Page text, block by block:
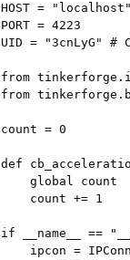
HOST = "localhost"
PORT = 4223
UID = "3cnLyG" #
from
from
count = 0
def
global count
count += 1
if __name__ ==
ipcon =